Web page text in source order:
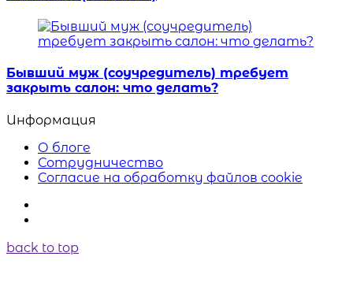
Бывший муж (соучредитель) требует
закрыть салон: что делать?
Информация
О блоге
Сотрудничество
Согласие на обработку файлов cookie
back to top